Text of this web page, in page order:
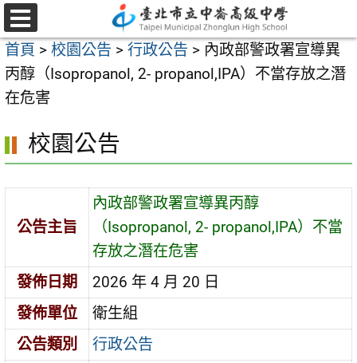
跳
至
主
要
內
區
選
單
首頁 > 校園公告 > 行政公告 > 內政部警政署宣導異
丙醇（Isopropanol, 2- propanol,IPA）不當存放之潛
在危害
校園公告
公告主旨
內政部警政署宣導異丙醇
（Isopropanol, 2- propanol,IPA）不當
存放之潛在危害
發佈日期
2026 年 4 月 20 日
發佈單位
衛生組
公告類別
行政公告